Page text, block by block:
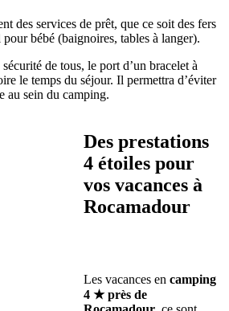
des services de prêt, que ce soit des fers
bébé (baignoires, tables à langer).
de tous, le port d’un bracelet à
le temps du séjour. Il permettra d’éviter
au sein du camping.
Des prestations
4 étoiles pour
vos vacances à
Rocamadour
Les vacances encamping
4 ★ près de